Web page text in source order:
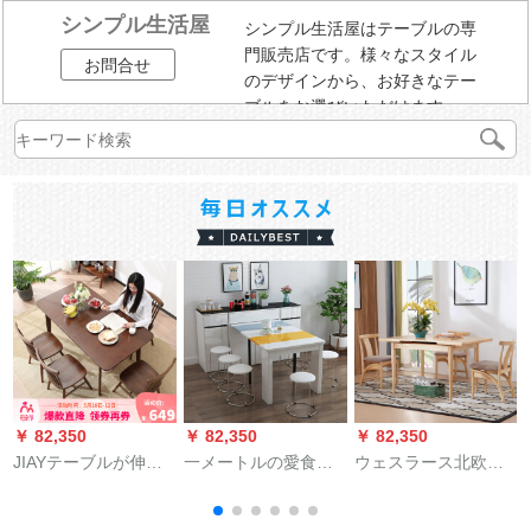
シンプル生活屋
お問合せ
シンプル生活屋はテーブルの専
門販売店です。様々なスタイル
のデザインから、お好きなテー
ブルをお選びいただけます。
￥ 82,350
JIAYテーブルが伸縮
￥ 82,350
一メートルの愛食卓
ブルと家庭用伸縮で
￥ 82,350
ウェスラース北欧の